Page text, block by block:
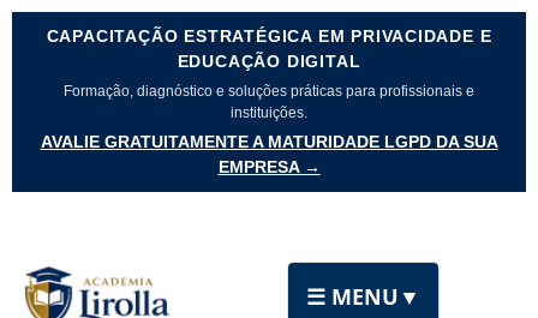
CAPACITAÇÃO ESTRATÉGICA EM PRIVACIDADE E
EDUCAÇÃO DIGITAL
Formação, diagnóstico e soluções práticas para profissionais e
instituições.
AVALIE GRATUITAMENTE A MATURIDADE LGPD DA SUA
EMPRESA →
☰ MENU ▼